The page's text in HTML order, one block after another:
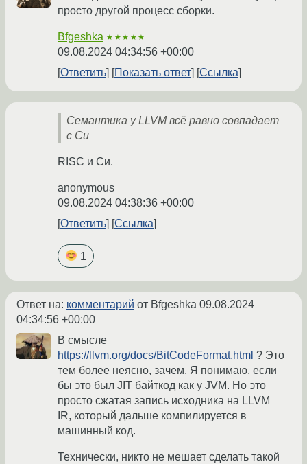
просто другой процесс сборки.
Bfgeshka ★★★★★
09.08.2024 04:34:56 +00:00
Ответить
Показать ответ Ссылка
Семантика у LLVM всё равно совпадает
с Си
RISC и Си.
anonymous
09.08.2024 04:38:36 +00:00
Ответить
Ссылка
1
Ответ на: комментарий от Bfgeshka 09.08.2024
04:34:56 +00:00
В смысле
https://llvm.org/docs/BitCodeFormat.html ? Это
тем более неясно, зачем. Я понимаю, если
бы это был JIT байткод как у JVM. Но это
просто сжатая запись исходника на LLVM
IR, который дальше компилируется в
машинный код.
Технически, никто не мешает сделать такой